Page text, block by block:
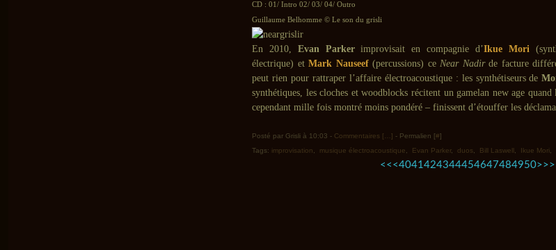
CD : 01/ Intro 02/ 03/ 04/ Outro
Guillaume Belhomme © Le son du grisli
En 2010, Evan Parkerimprovisait en compagnie d’Ikue Mori
électrique) et Mark Nauseef (percussions) ce Near Nadir de facture
peut rien pour rattraper l’affaire électroacoustique : les synthétiseurs de
synthétiques, les cloches et woodblocks récitent un gamelan new age quand
cependant mille fois montré moins pondéré – finissent d’étouffer les
Posté par Grisli à 10:03 - Commentaires [ ] - Permalien [#]
Tags: improvisation musique électroacoustique Evan Parker, duos Bill Laswell Ikue Mori
<< < 10
20
30
4041424344454647484950
60
70
80 >>>